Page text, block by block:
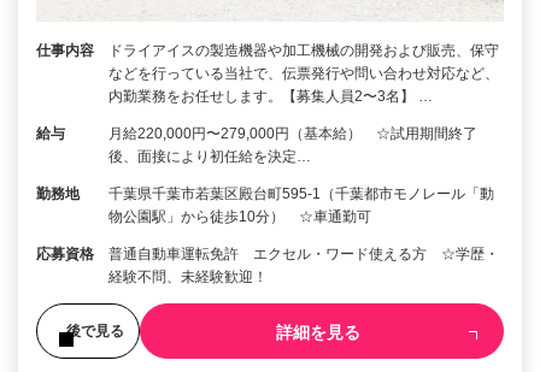
仕事内容
ドライアイスの製造機器や加工機械の開発および販売、保守
などを行っている当社で、伝票発行や問い合わせ対応など、
内勤業務をお任せします。【募集人員2〜3名】 …
給与
月給220,000円〜279,000円（基本給） ☆試用期間終了
後、面接により初任給を決定…
勤務地
千葉県千葉市若葉区殿台町595-1（千葉都市モノレール「動
物公園駅」から徒歩10分） ☆車通勤可
応募資格
普通自動車運転免許 エクセル・ワード使える方 ☆学歴・
経験不問、未経験歓迎！
後で見る 詳細を見る